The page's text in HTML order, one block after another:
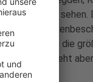
Bohrgeräte sehen.
wie die
Die künftig die
Noch steht